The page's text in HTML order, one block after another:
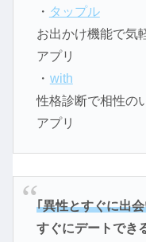
・ タップル
お出かけ機能で気
アプリ
・ with
性格診断で相性の
アプリ
｢異性とすぐに出
すぐにデートでき